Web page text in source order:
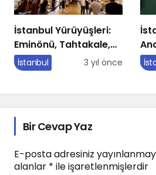
İstanbul Yürüyüşleri:
Eminönü, Tahtakale,
Mercan
İstanbul 3 yıl önce
Bir Cevap Yaz
E-posta adresiniz
alanlar * ile işaretlenmişlerdir